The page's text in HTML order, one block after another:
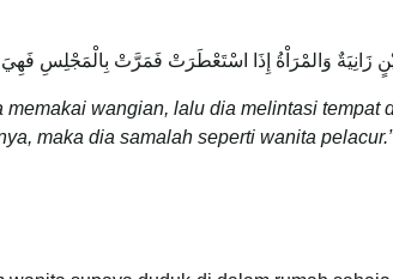
زَانِيَةٌ وَالمْرَاْةُ إِذَا اسْتَعْطَرَتْ فَمَرَّتْ بِالْمَجْلِسِ فَهِيَ
wangian, lalu dia melintasi
maka dia samalah seperti wanita pelacur.”